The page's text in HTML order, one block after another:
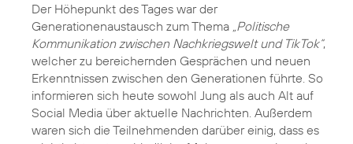
Der Höhepunkt des Tages war der
Generationenaustausch zum Thema „Politische
Kommunikation zwischen Nachkriegswelt und TikTok“,
welcher zu bereichernden Gesprächen und neuen
Erkenntnissen zwischen den Generationen führte. So
informieren sich heute sowohl Jung als auch Alt auf
Social Media über aktuelle Nachrichten. Außerdem
waren sich die Teilnehmenden darüber einig, dass es